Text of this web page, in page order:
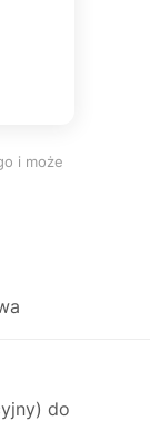
i może
do